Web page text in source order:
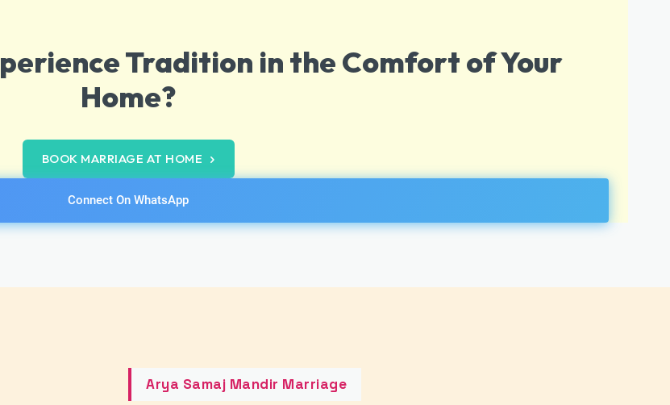
Tradition in the Comfort of Your
Home?
BOOK MARRIAGE AT HOME
Connect On WhatsApp
Arya Samaj Mandir Marriage